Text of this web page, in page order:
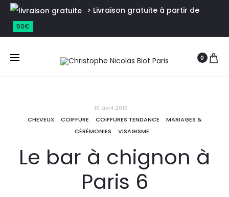
> Livraison gratuite à partir de
50€
0
10 avril 2019
CHEVEUX
COIFFURE COIFFURES TENDANCE
MARIAGES &
CÉRÉMONIES
VISAGISME
Le bar à chignon à
Paris 6